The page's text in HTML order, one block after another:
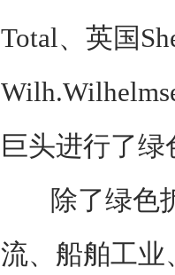
Total、英国
巨头进行了
除了绿色
流、船舶工业